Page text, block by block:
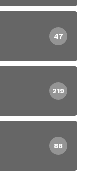
47
219
88